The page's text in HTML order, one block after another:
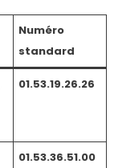
Numéro
standard
01.53.19.26.26
01.53.36.51.00